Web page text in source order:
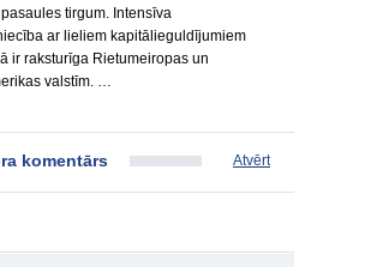
tirgum. Intensīva
ar lieliem kapitālieguldījumiem
ir raksturīga Rietumeiropas un
valstīm. …
komentārs Atvērt